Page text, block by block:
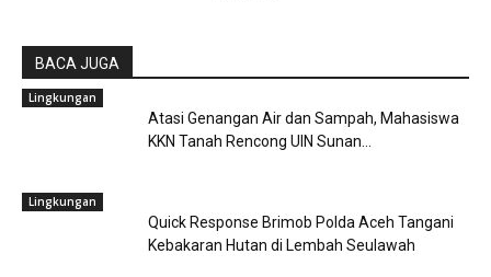
BACA JUGA
Lingkungan
Atasi Genangan Air dan Sampah, Mahasiswa
KKN Tanah Rencong UIN Sunan...
Lingkungan
Quick Response Brimob Polda Aceh Tangani
Kebakaran Hutan di Lembah Seulawah